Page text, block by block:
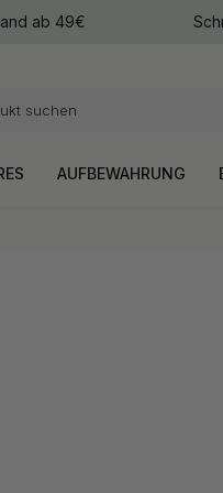
ab 49€
AUFBEWAHRUNG